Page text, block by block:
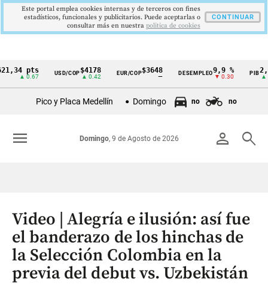
Cintillo
Colombia
pts
▲ 0.67
USD/COP$4178
▲ 0.42
EUR/COP $3648 DESEMPLEO 9,9 %
▼ 0.30
2,8 %
▲ 0.10
Pico y Placa Medellín Domingo no no
person search
Domingo, 9 de Agosto de 2026
menu
Video | Alegría e ilusión: así fue
el banderazo de los hinchas de
la Selección Colombia en la
previa del debut vs. Uzbekistán
Este portal emplea cookies internas y de terceros con fines
estadísticos, funcionales y publicitarios. Puede aceptarlas o
consultar más en nuestra politica de cookies
CONTINUAR